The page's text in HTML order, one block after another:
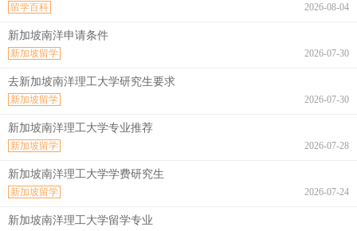
2026-08-04
留学百科
新加坡南洋申请条件
2026-07-30
新加坡留学
去新加坡南洋理工大学研究生要求
2026-07-30
新加坡留学
新加坡南洋理工大学专业推荐
2026-07-28
新加坡留学
新加坡南洋理工大学学费研究生
2026-07-24
新加坡留学
新加坡南洋理工大学留学专业